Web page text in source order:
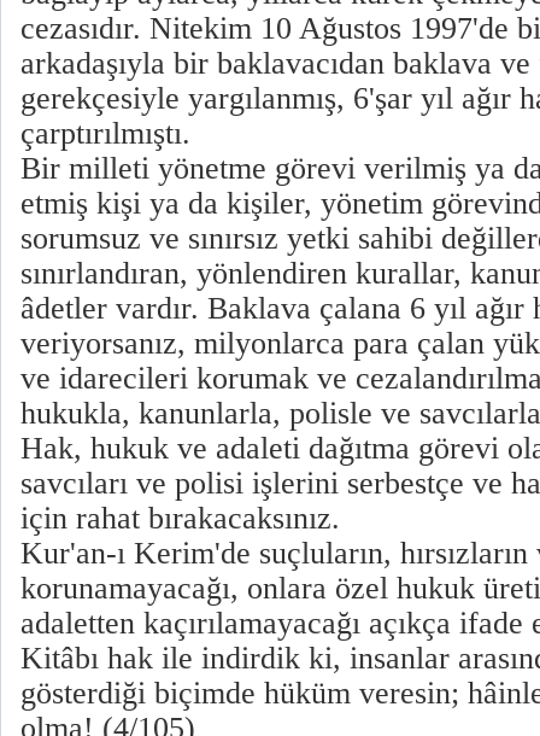
cezasıdır. Nitekim 10 Ağustos 1997'de
arkadaşıyla bir baklavacıdan baklava ve
gerekçesiyle yargılanmış, 6'şar yıl ağır
çarptırılmıştı.
Bir milleti yönetme görevi verilmiş ya
etmiş kişi ya da kişiler, yönetim
sorumsuz ve sınırsız yetki sahibi
sınırlandıran, yönlendiren kurallar,
âdetler vardır. Baklava çalana 6 yıl ağır
veriyorsanız, milyonlarca para çalan
ve idarecileri korumak ve
hukukla, kanunlarla, polisle ve
Hak, hukuk ve adaleti dağıtma görevi
savcıları ve polisi işlerini serbestçe ve
için rahat bırakacaksınız.
Kur'an-ı Kerim'de suçluların,
korunamayacağı, onlara özel hukuk
adaletten kaçırılamayacağı açıkça
Kitâbı hak ile indirdik ki, insanlar
gösterdiği biçimde hüküm veresin;
olma! (4/105)